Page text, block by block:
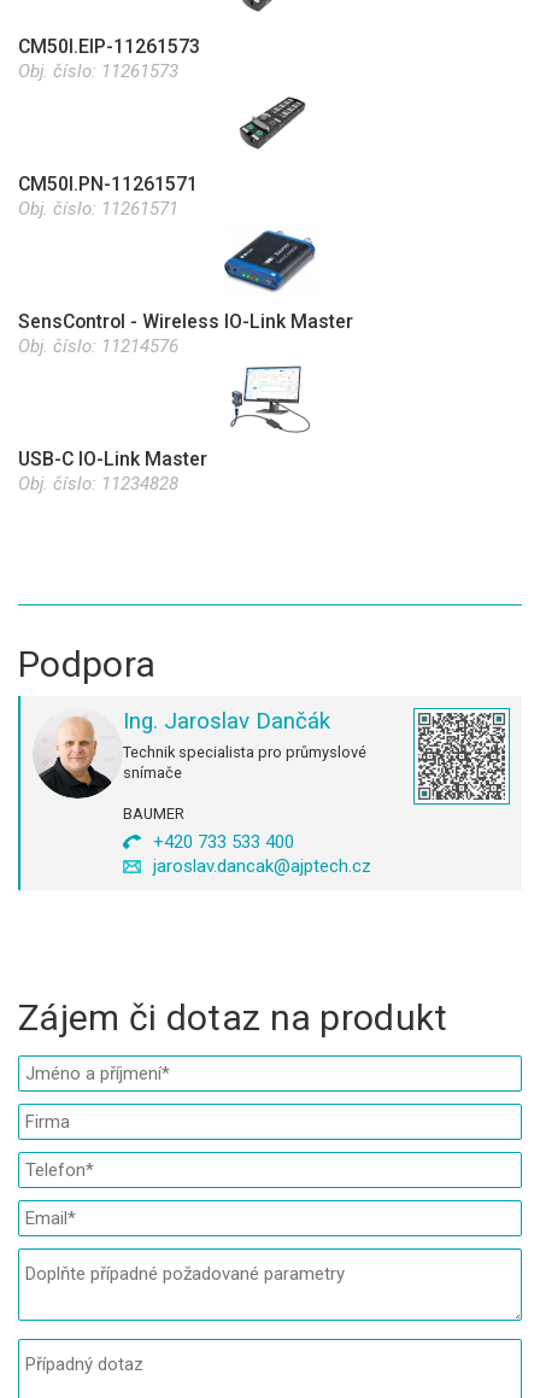
CM50I.EIP-11261573
Obj. číslo: 11261573
CM50I.PN-11261571
Obj. číslo: 11261571
SensControl - Wireless IO-Link Master
Obj. číslo: 11214576
USB-C IO-Link Master
Obj. číslo: 11234828
Podpora
Ing. Jaroslav Dančák
Technik specialista pro průmyslové
snímače
BAUMER
+420 733 533 400
jaroslav.dancak@ajptech.cz
Zájem či dotaz na produkt